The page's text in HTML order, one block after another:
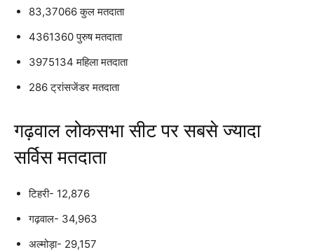
83,37066 कुल मतदाता
4361360 पुरुष मतदाता
3975134 महिला मतदाता
286 ट्रांसजेंडर मतदाता
गढ़वाल लोकसभा सीट पर सबसे ज्यादा
सर्विस मतदाता
टिहरी- 12,876
गढ़वाल- 34,963
अल्मोड़ा- 29,157